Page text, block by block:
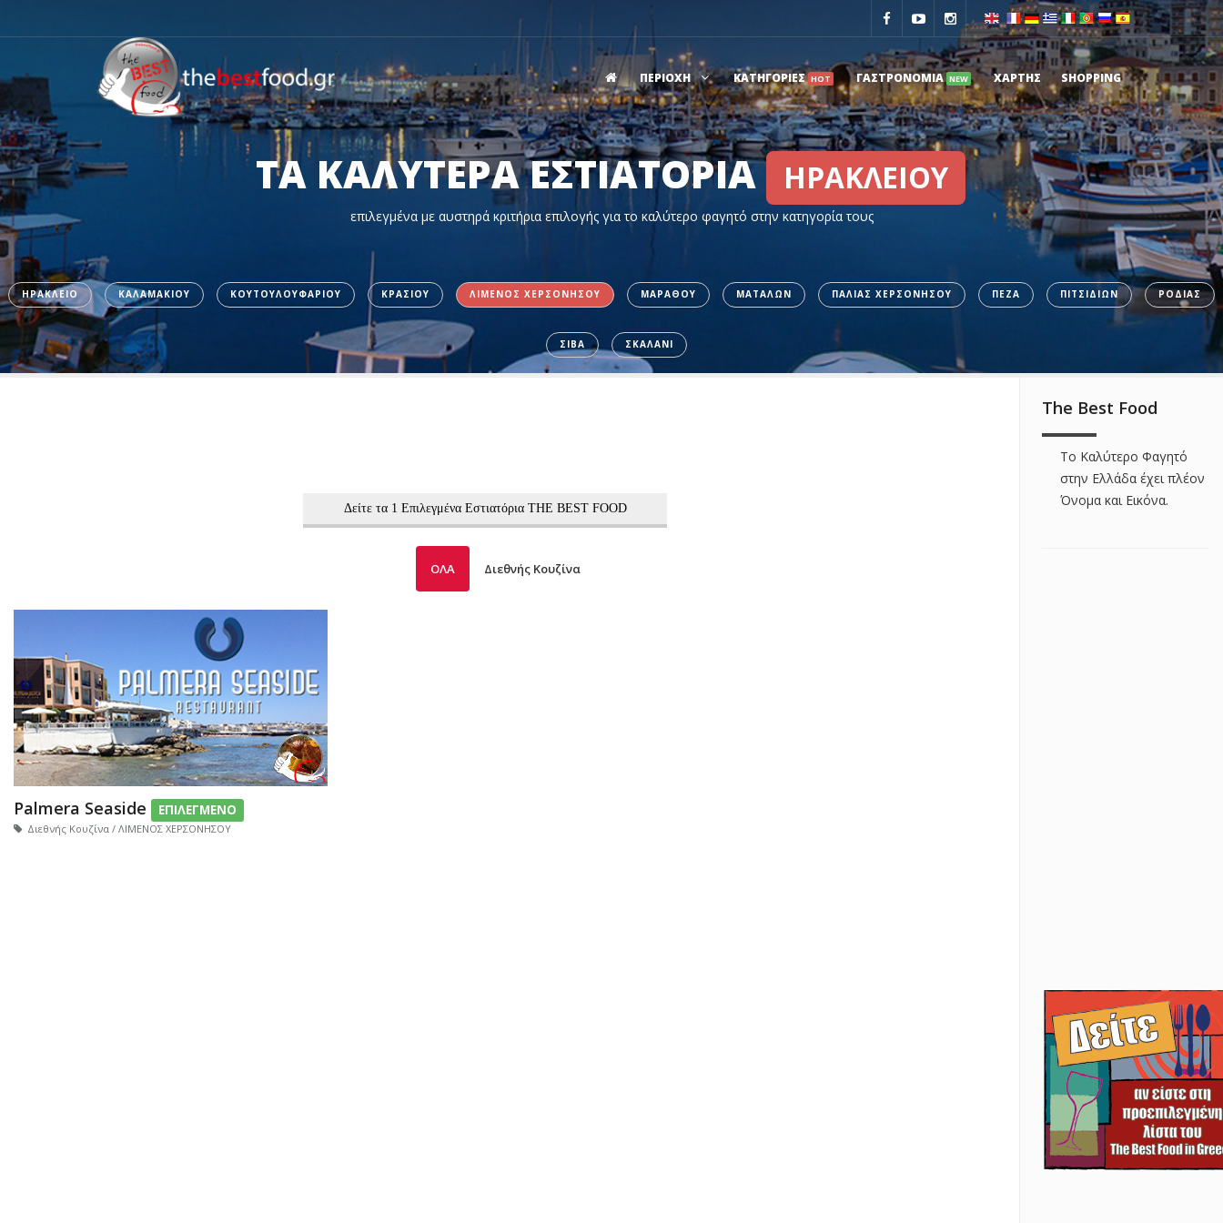
ΠΕΡΙΟΧΗ ΚΑΤΗΓΟΡΙΕΣ HOT ΓΑΣΤΡΟΝΟΜΙΑ NEW ΧΑΡΤΗΣ SHOPPING
ΤΑ ΚΑΛΥΤΕΡΑ ΕΣΤΙΑΤΟΡΙΑ ΗΡΑΚΛΕΙΟΥ
επιλεγμένα με αυστηρά κριτήρια επιλογής για το καλύτερο φαγητό στην κατηγορία τους
ΗΡΑΚΛΕΙΟ ΚΑΛΑΜΑΚΙΟΥ ΚΟΥΤΟΥΛΟΥΦΑΡΙΟΥ ΚΡΑΣΙΟΥ ΛΙΜΕΝΟΣ ΧΕΡΣΟΝΗΣΟΥ ΜΑΡΑΘΟΥ ΜΑΤΑΛΩΝ ΠΑΛΙΑΣ ΧΕΡΣΟΝΗΣΟΥ ΠΕΖΑ ΠΙΤΣΙΔΙΩΝ ΡΟΔΙΑΣ
ΣΙΒΑ ΣΚΑΛΑΝΙ
Δείτε τα 1 Επιλεγμένα Εστιατόρια THE BEST FOOD
ΟΛΑ Διεθνής Κουζίνα
Palmera Seaside ΕΠΙΛΕΓΜΕΝΟ
Διεθνής Κουζίνα / ΛΙΜΕΝΟΣ ΧΕΡΣΟΝΗΣΟΥ
The Best Food
Το Καλύτερο Φαγητό
στην Ελλάδα έχει πλέον
Όνομα και Εικόνα.